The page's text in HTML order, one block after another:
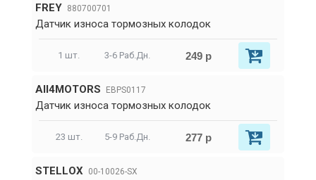
FREY 880700701
Датчик износа тормозных колодок
1 шт. 3-6 Раб.Дн. 249 р
All4MOTORS EBPS0117
Датчик износа тормозных колодок
23 шт. 5-9 Раб.Дн. 277 р
STELLOX 00-10026-SX